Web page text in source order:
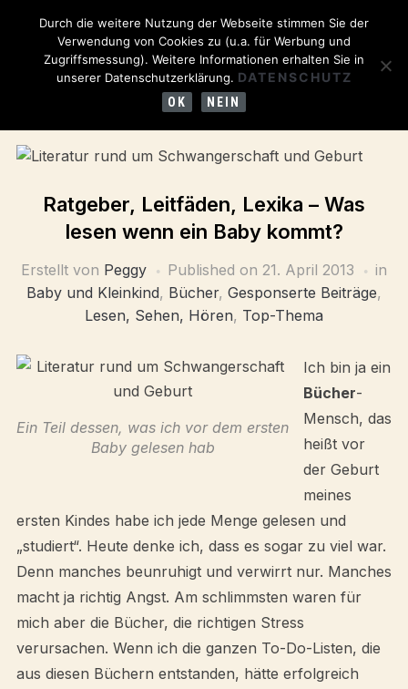
Ratgeber, Leitfäden, Lexika – Was
lesen wenn ein Baby kommt?
Erstellt von Peggy Published on 21. April 2013
in
Baby und Kleinkind, Bücher, Gesponserte Beiträge,
Lesen, Sehen, Hören, Top-Thema
Ein Teil dessen, was ich vor dem ersten
Baby gelesen hab
Ich bin ja ein
Bücher-
Mensch, das
heißt vor
der Geburt
meines
ersten Kindes habe ich jede Menge gelesen und
„studiert“. Heute denke ich, dass es sogar zu viel war.
Denn manches beunruhigt und verwirrt nur. Manches
macht ja richtig Angst. Am schlimmsten waren für
mich aber die Bücher, die richtigen Stress
verursachen. Wenn ich die ganzen To-Do-Listen, die
aus diesen Büchern entstanden, hätte erfolgreich
Durch die weitere Nutzung der Webseite stimmen Sie der
Verwendung von Cookies zu (u.a. für Werbung und
Zugriffsmessung). Weitere Informationen erhalten Sie in
unserer Datenschutzerklärung. DATENSCHUTZ
OK NEIN